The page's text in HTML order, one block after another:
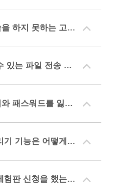
고객에게는 어떻게 안내하나요?
송 크기는 어떻게 되나요?
어버렸습니다. 어떻게 하나요?
은 어떻게 사용하나요?
했는데 어떻게 사용하나요?